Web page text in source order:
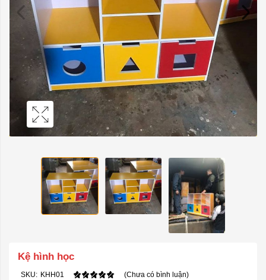
Kệ hình học
SKU: KHH01 (Chưa có bình luận)